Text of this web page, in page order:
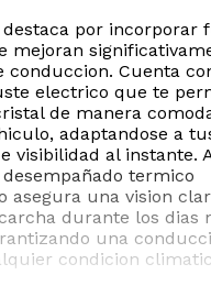
por incorporar
mejoran
conduccion. Cuenta
electrico que te
de manera
adaptandose a
visibilidad al instante.
termico
asegura una vision
durante los dias
una
condicion